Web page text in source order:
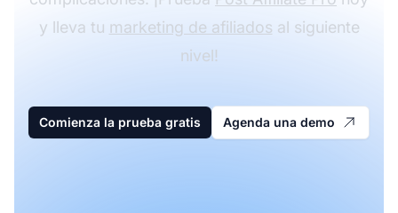
y lleva tu marketing de afiliados al siguiente
nivel!
Comienza la prueba gratis Agenda una demo